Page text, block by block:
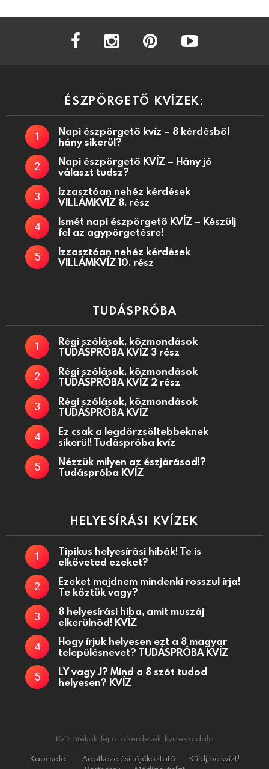
facebook instagram
ÉSZPÖRGETŐ KVÍZEK:
Napi észpörgető kvíz – 8 kérdésből
hány sikerül?
Napi észpörgető KVÍZ – Hány jó
választ tudsz?
Izzasztóan nehéz kérdések
VILLÁMKVÍZ 8. rész
Ismét napi észpörgető KVÍZ – Készülj
fel az agypörgetésre!
Izzasztóan nehéz kérdések
VILLÁMKVÍZ 10. rész
TUDÁSPRÓBA
Régi szólások, közmondások
TUDÁSPRÓBA KVÍZ 3 rész
Régi szólások, közmondások
TUDÁSPRÓBA KVÍZ 2 rész
Régi szólások, közmondások
TUDÁSPRÓBA KVÍZ
Ez csak a legdörzsöltebbeknek
sikerül! Tudáspróba kvíz
Nézzük milyen az észjárásod!?
Tudáspróba KVÍZ
HELYESÍRÁSI KVÍZEK
Tipikus helyesírási hibák! Te is
elköveted ezeket?
Ezeket majdnem mindenki rosszul írja!
Te köztük vagy?
8 helyesírási hiba, amit muszáj
elkerülnöd! KVÍZ
Hogy írjuk helyesen ezt a 8 magyar
településnevet? TUDÁSPRÓBA KVÍZ
LY vagy J? Mind a 8 szót tudod
helyesen? KVÍZ
Kvízjátékok, fejtörő kérdések, kvízek oldala
Kapcsolat
Adatkezelési tájékoztató
Küldj be kvízt!